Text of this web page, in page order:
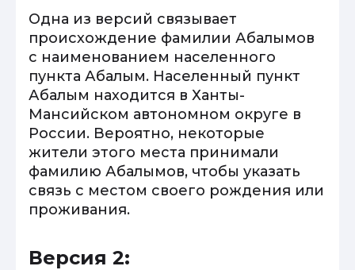
Одна из версий связывает
происхождение фамилии Абалымов
с наименованием населенного
пункта Абалым. Населенный пункт
Абалым находится в Ханты-
Мансийском автономном округе в
России. Вероятно, некоторые
жители этого места принимали
фамилию Абалымов, чтобы указать
связь с местом своего рождения или
проживания.
Версия 2: